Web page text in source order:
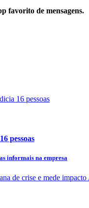
favorito de mensagens.
pessoas
informais na empresa